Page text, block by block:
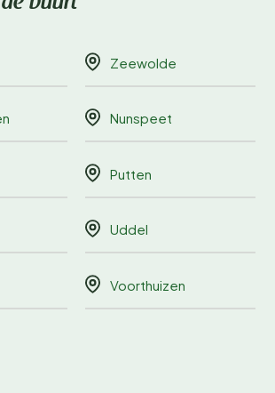
Zeewolde
Nunspeet
Putten
Uddel
Voorthuizen